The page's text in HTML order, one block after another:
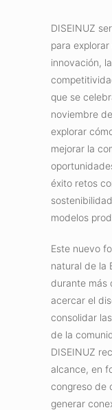
DISEINUZ
para
innovación,
que se
noviembre
explorar
mejorar la
éxito retos
modelos
Este nuevo
natural de la
durante más
acercar el
consolidar
de la
DISEINUZ
alcance, en
congreso de
generar